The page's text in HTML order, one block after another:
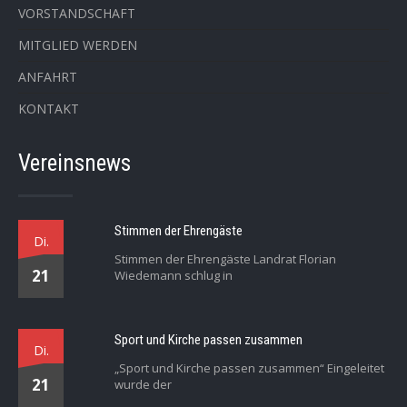
VORSTANDSCHAFT
MITGLIED WERDEN
ANFAHRT
KONTAKT
Vereinsnews
Di.
21
Stimmen der Ehrengäste
Stimmen der Ehrengäste Landrat Florian
Wiedemann schlug in
Di.
21
Sport und Kirche passen zusammen
„Sport und Kirche passen zusammen“ Eingeleitet
wurde der